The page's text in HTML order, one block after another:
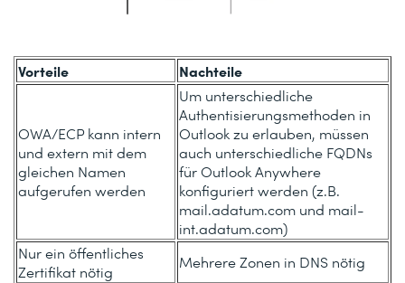
Vorteile Nachteile
OWA/ECP kann intern
und extern mit dem
gleichen Namen
aufgerufen werden
Um unterschiedliche
Authentisierungsmethoden in
Outlook zu erlauben, müssen
auch unterschiedliche FQDNs
für Outlook Anywhere
konfiguriert werden (z.B.
mail.adatum.com und mail-
int.adatum.com)
Nur ein öffentliches
Zertifikat nötig
Mehrere Zonen in DNS nötig